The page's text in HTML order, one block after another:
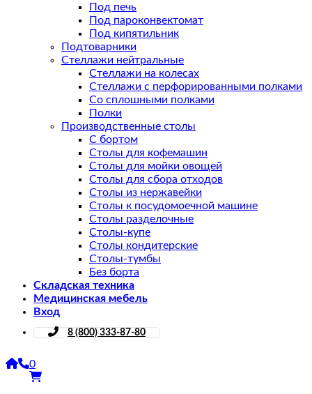
Под печь
Под пароконвектомат
Под кипятильник
Подтоварники
Стеллажи нейтральные
Стеллажи на колесах
Стеллажи с перфорированными полками
Со сплошными полками
Полки
Производственные столы
С бортом
Столы для кофемашин
Столы для мойки овощей
Столы для сбора отходов
Столы из нержавейки
Столы к посудомоечной машине
Столы разделочные
Столы-купе
Столы кондитерские
Столы-тумбы
Без борта
Складская техника
Медицинская мебель
Вход
8 (800) 333-87-80
0